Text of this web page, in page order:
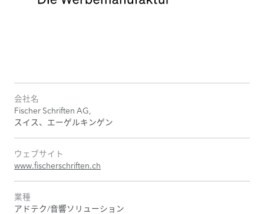
会社名
Fischer Schriften AG,
スイス、エーゲルキンゲン
ウェブサイト
www.fischerschriften.ch
業種
アドテク/音響ソリューション